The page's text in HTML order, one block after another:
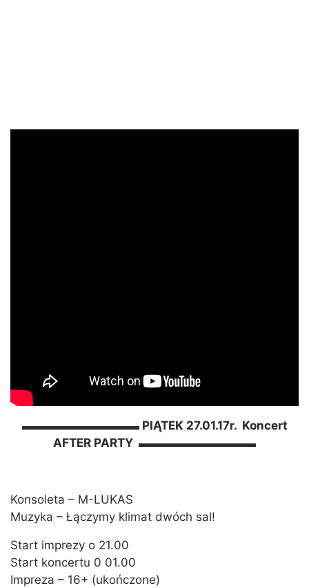
▬▬▬▬▬▬▬▬▬▬ PIĄTEK 27.01.17r. Koncert
AFTER PARTY ▬▬▬▬▬▬▬▬▬▬
Konsoleta – M-LUKAS
Muzyka – Łączymy klimat dwóch sal!
Start imprezy o 21.00
Start koncertu 0 01.00
Impreza – 16+ (ukończone)